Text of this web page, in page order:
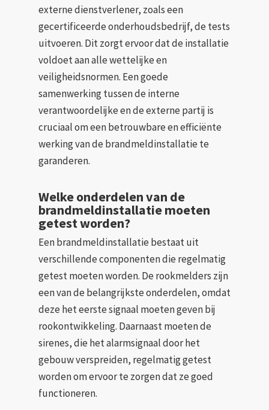
externe dienstverlener, zoals een
gecertificeerde onderhoudsbedrijf, de tests
uitvoeren. Dit zorgt ervoor dat de installatie
voldoet aan alle wettelijke en
veiligheidsnormen. Een goede
samenwerking tussen de interne
verantwoordelijke en de externe partij is
cruciaal om een betrouwbare en efficiënte
werking van de brandmeldinstallatie te
garanderen.
Welke onderdelen van de
brandmeldinstallatie moeten
getest worden?
Een brandmeldinstallatie bestaat uit
verschillende componenten die regelmatig
getest moeten worden. De rookmelders zijn
een van de belangrijkste onderdelen, omdat
deze het eerste signaal moeten geven bij
rookontwikkeling. Daarnaast moeten de
sirenes, die het alarmsignaal door het
gebouw verspreiden, regelmatig getest
worden om ervoor te zorgen dat ze goed
functioneren.